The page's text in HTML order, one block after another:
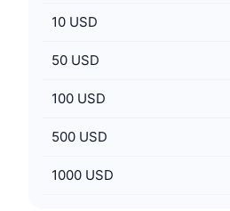
10 USD
50 USD
100 USD
500 USD
1000 USD